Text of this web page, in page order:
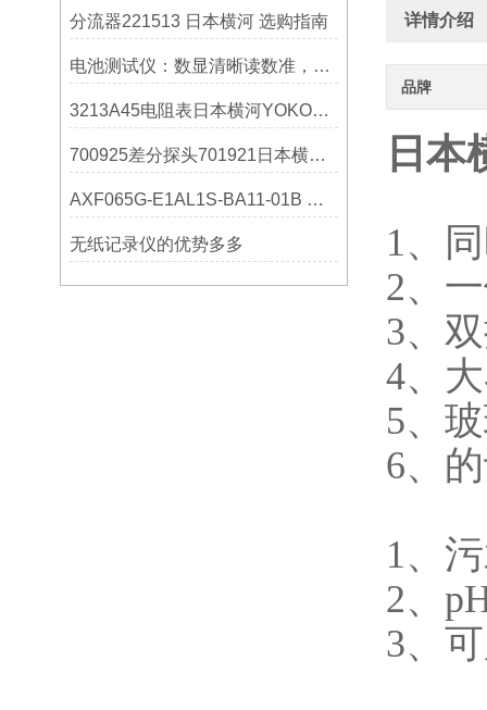
分流器221513 日本横河 选购指南
电池测试仪：数显清晰读数准，不用猜电池还剩多少电
3213A45电阻表日本横河YOKOGAWA缘电阻表
700925差分探头701921日本横河YOKOGAWA选购指南
AXF065G-E1AL1S-BA11-01B 横河流量计
无纸记录仪的优势多多
详情介绍
品牌
日本
1、
2、
3、
4、
5、
6、
1、
2、
3、